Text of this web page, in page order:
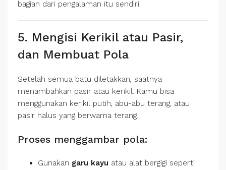
bagian dari pengalaman itu sendiri.
5. Mengisi Kerikil atau Pasir,
dan Membuat Pola
Setelah semua batu diletakkan, saatnya
menambahkan pasir atau kerikil. Kamu bisa
menggunakan kerikil putih, abu-abu terang, atau
pasir halus yang berwarna terang.
Proses menggambar pola:
Gunakan garu kayu atau alat bergigi seperti